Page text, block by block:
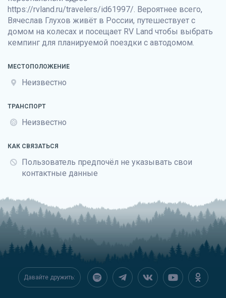
https://rvland.ru/travelers/id61997/. Вероятнее всего,
Вячеслав Глухов живёт в России, путешествует с
домом на колесах и посещает RV Land чтобы выбрать
кемпинг для планируемой поездки с автодомом.
МЕСТОПОЛОЖЕНИЕ
Неизвестно
ТРАНСПОРТ
Неизвестно
КАК СВЯЗАТЬСЯ
Пользователь предпочёл не указывать свои
контактные данные
Давайте дружить: